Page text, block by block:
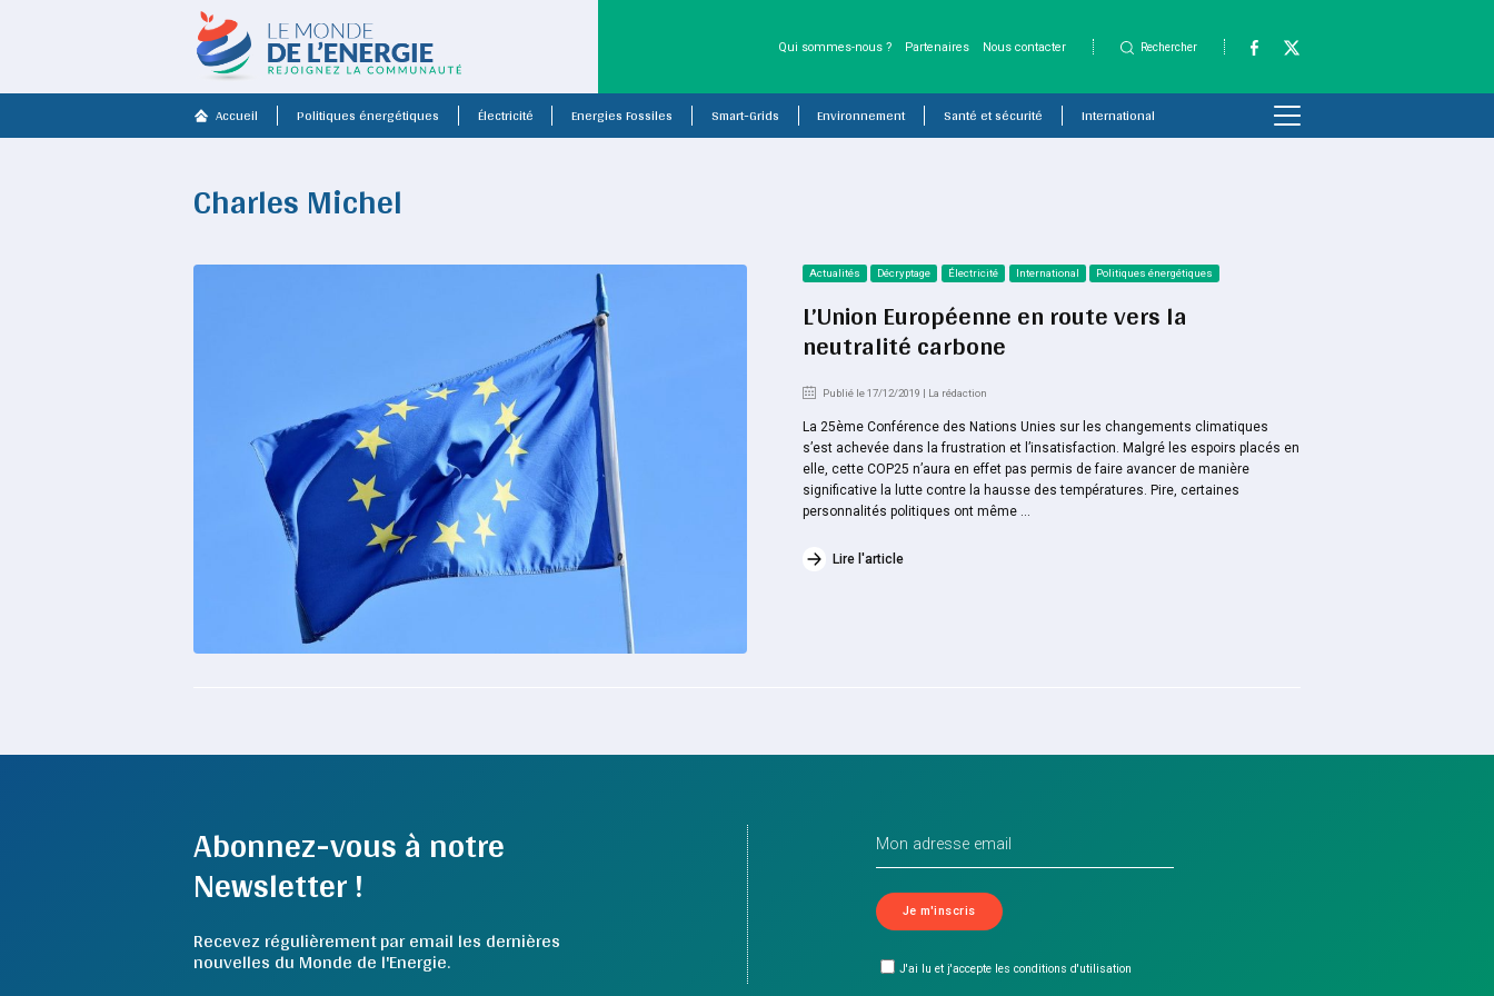
Qui sommes-nous ? Partenaires Nous contacter Rechercher
Accueil Politiques énergétiques Électricité Energies Fossiles Smart-Grids Environnement Santé et sécurité International
Charles Michel
Actualités Décryptage Électricité International Politiques énergétiques
L’Union Européenne en route vers la
neutralité carbone
Publié le 17/12/2019 | La rédaction
La 25ème Conférence des Nations Unies sur les changements climatiques
s’est achevée dans la frustration et l’insatisfaction. Malgré les espoirs placés en
elle, cette COP25 n’aura en effet pas permis de faire avancer de manière
significative la lutte contre la hausse des températures. Pire, certaines
personnalités politiques ont même ...
Lire l'article
Abonnez-vous à notre
Newsletter !
Recevez régulièrement par email les dernières
nouvelles du Monde de l'Energie. J'ai lu et j'accepte les conditions d'utilisation